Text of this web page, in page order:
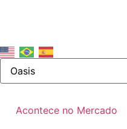
Acontece no Mercado